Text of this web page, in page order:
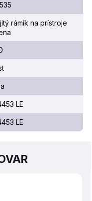
rámik na prístroje
LE
LE